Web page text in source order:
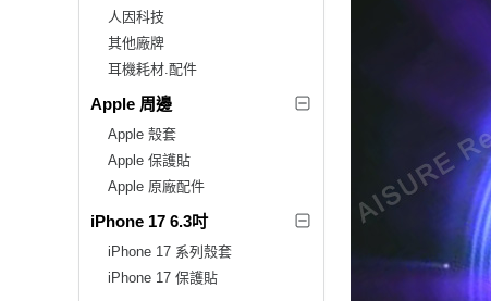
人因科技
其他廠牌
耳機耗材.配件
Apple 周邊
Apple 殼套
Apple 保護貼
Apple 原廠配件
iPhone 17 6.3吋
iPhone 17 系列殼套
iPhone 17 保護貼